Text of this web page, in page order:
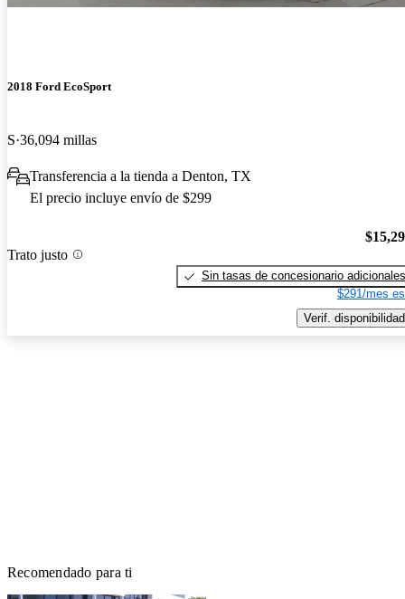
2018 Ford EcoSport
S 36,094 millas
Transferencia a la tienda a Denton, TX
El precio incluye envío de $299
Trato justo
Sin tasas de concesionario adicionales
$291/mes
Verif. disponibilidad
Recomendado para ti